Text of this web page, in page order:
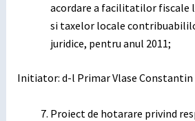
acordare a facilitatilor
si taxelor locale
juridice, pentru anul 2011;
Initiator: d-l Primar Vlase Constantin
Proiect de hotarare privind